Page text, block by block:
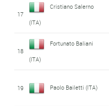
17
Cristiano Salerno
(ITA)
18
Fortunato Baliani
(ITA)
19 Paolo Bailetti (ITA)